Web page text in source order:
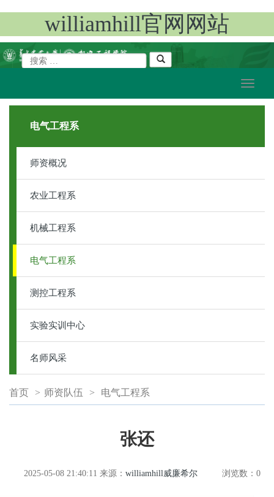
williamhill官网网站
电气工程系
师资概况
农业工程系
机械工程系
电气工程系
测控工程系
实验实训中心
名师风采
首页 > 师资队伍 > 电气工程系
张还
2025-05-08 21:40:11 来源： williamhill威廉希尔 浏览数： 0